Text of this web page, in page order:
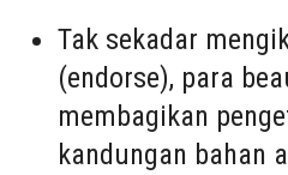
Tak sekadar
(endorse), para
membagikan
kandungan bahan